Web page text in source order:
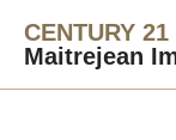
CENTURY 21
Maitrejean